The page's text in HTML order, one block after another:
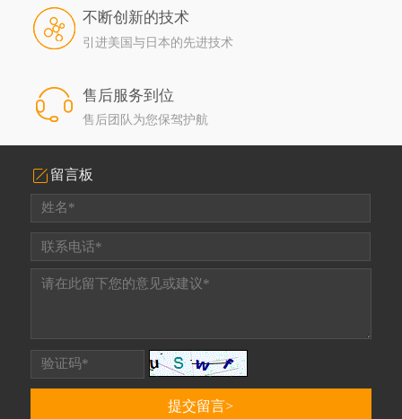
不断创新的技术
引进美国与日本的先进技术
售后服务到位
售后团队为您保驾护航
留言板